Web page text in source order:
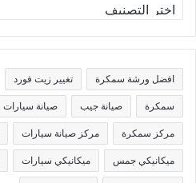
ص
ن
ف
ا
افضل ورشة سمكرة تغيير زيت فورد
سمكرة صيانة جيب صيانة سيارات
مركز سمكرة مركز صيانة سيارات
ميكانيكي جمس ميكانيكي سيارات